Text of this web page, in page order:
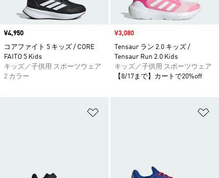
価格
¥4,950
コアファイト 5 キッズ / CORE
FAITO 5 Kids
キッズ／子供用 スポーツウェア
2 カラー
セール価格
¥3,080
Tensaur ラン 2.0 キッズ /
Tensaur Run 2.0 Kids
キッズ／子供用 スポーツウェア
【8/17まで】カートで20%off